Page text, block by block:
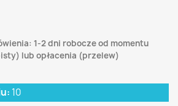
1-2 dni robocze od momentu
lub opłacenia (przelew)
10